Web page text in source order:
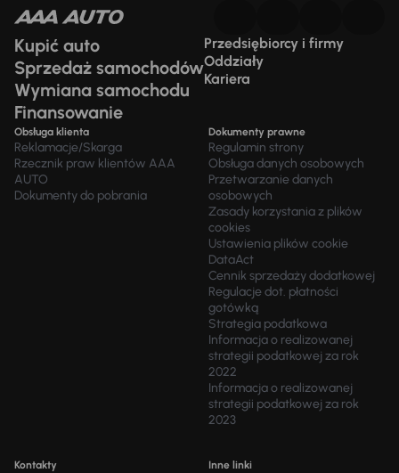
Kupić auto
Sprzedaż samochodów
Wymiana samochodu
Finansowanie
Przedsiębiorcy i firmy
Oddziały
Kariera
Obsługa klienta
Reklamacje/Skarga
Rzecznik praw klientów AAA
AUTO
Dokumenty do pobrania
Dokumenty prawne
Regulamin strony
Obsługa danych osobowych
Przetwarzanie danych
osobowych
Zasady korzystania z plików
cookies
Ustawienia plików cookie
DataAct
Cennik sprzedaży dodatkowej
Regulacje dot. płatności
gotówką
Strategia podatkowa
Informacja o realizowanej
strategii podatkowej za rok
2022
Informacja o realizowanej
strategii podatkowej za rok
2023
Kontakty Inne linki